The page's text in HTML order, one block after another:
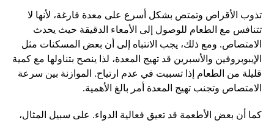
تذوب الأقراص وتمتص بشكل أسرع على معدة فارغة، لأنها لا
تتنافس مع الطعام للوصول إلى الأمعاء الدقيقة حيث يحدث
الامتصاص. ومع ذلك، يجب الانتباه إلى أن بعض المسكنات مثل
الإيبوبروفين والأسبرين قد تهيج المعدة، لذا ينصح بتناولها مع كمية
قليلة من الطعام إذا تسببت في عدم ارتياح. الموازنة بين سرعة
الامتصاص وتجنب تهيج المعدة أمر بالغ الأهمية.
كما أن بعض الأطعمة قد تعيق فعالية الدواء. على سبيل المثال،